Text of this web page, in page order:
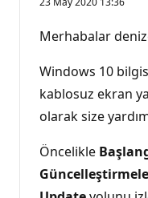
Merhabalar
Windows 10
kablosuz ekran
olarak size
Öncelikle